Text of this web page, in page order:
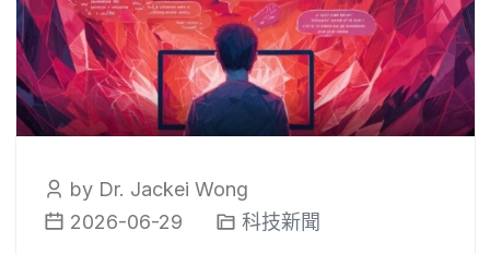
by Dr. Jackei Wong
2026-06-29
科技新聞